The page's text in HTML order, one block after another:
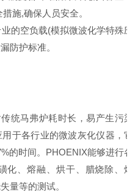
施,确保人员安全。
的空负载(模拟微波化学特殊应
防护标准。
统马弗炉耗时长，易产生污染
于各行业的微波灰化仪器，它
的时间。PHOENIX能够进行各
化、熔融、烘干、腊烧除、熔
量等的测试。